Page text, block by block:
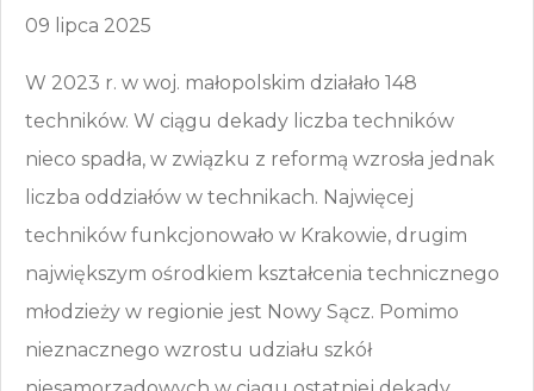
09 lipca 2025
W 2023 r. w woj. małopolskim działało 148
techników. W ciągu dekady liczba techników
nieco spadła, w związku z reformą wzrosła jednak
liczba oddziałów w technikach. Najwięcej
techników funkcjonowało w Krakowie, drugim
największym ośrodkiem kształcenia technicznego
młodzieży w regionie jest Nowy Sącz. Pomimo
nieznacznego wzrostu udziału szkół